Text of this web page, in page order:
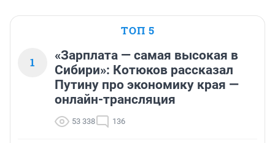
ТОП 5
1
«Зарплата — самая высокая в
Сибири»: Котюков рассказал
Путину про экономику края —
онлайн-трансляция
53 338 136